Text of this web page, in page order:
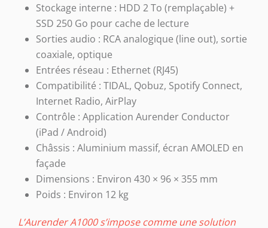
Stockage interne : HDD 2 To (remplaçable) +
SSD 250 Go pour cache de lecture
Sorties audio : RCA analogique (line out), sortie
coaxiale, optique
Entrées réseau : Ethernet (RJ45)
Compatibilité : TIDAL, Qobuz, Spotify Connect,
Internet Radio, AirPlay
Contrôle : Application Aurender Conductor
(iPad / Android)
Châssis : Aluminium massif, écran AMOLED en
façade
Dimensions : Environ 430 × 96 × 355 mm
Poids : Environ 12 kg
L’Aurender A1000 s’impose comme une solution